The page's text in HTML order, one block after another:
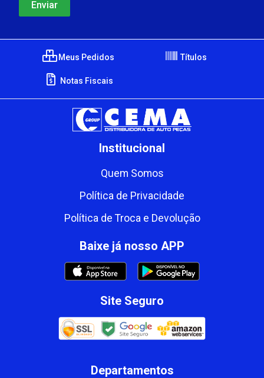
Meus Pedidos Títulos
Notas Fiscais
Institucional
Quem Somos
Política de Privacidade
Política de Troca e Devolução
Baixe já nosso APP
Site Seguro
Departamentos